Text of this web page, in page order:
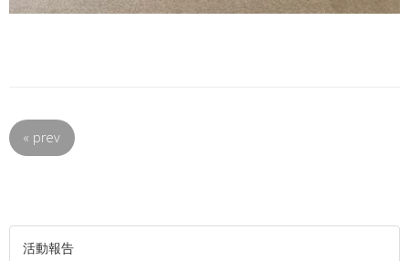
« prev
活動報告